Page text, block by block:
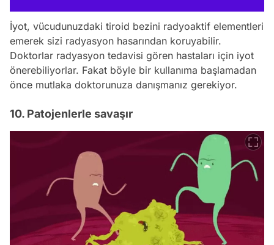
İyot, vücudunuzdaki tiroid bezini radyoaktif elementleri
emerek sizi radyasyon hasarından koruyabilir.
Doktorlar radyasyon tedavisi gören hastaları için iyot
önerebiliyorlar. Fakat böyle bir kullanıma başlamadan
önce mutlaka doktorunuza danışmanız gerekiyor.
10. Patojenlerle savaşır